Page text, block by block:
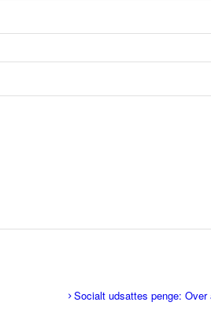
Socialt udsattes penge: